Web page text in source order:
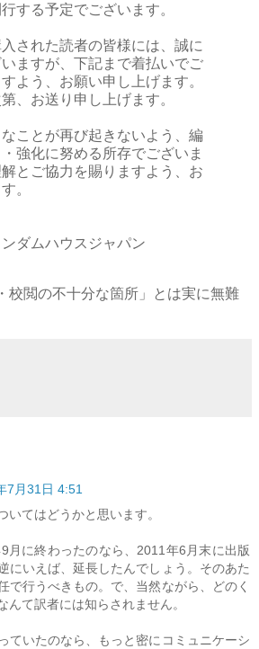
する予定でございます。
された読者の皆様には、誠に
ますが、下記まで着払いでご
よう、お願い申し上げます。
、お送り申し上げます。
ことが再び起きないよう、編
強化に努める所存でございま
とご協力を賜りますよう、お
。
ダムハウスジャパン
校閲の不十分な箇所」とは実に無難
7月31日 4:51
いてはどうかと思います。
月に終わったのなら、2011年6月末に出版
にいえば、延長したんでしょう。そのあた
で行うべきもの。で、当然ながら、どのく
んて訳者には知らされません。
ていたのなら、もっと密にコミュニケーシ